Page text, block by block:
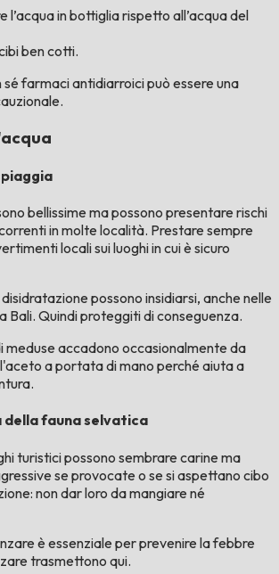
l’acqua in bottiglia rispetto all’acqua del
ben cotti.
farmaci antidiarroici può essere una
bellissime ma possono presentare rischi
in molte località. Prestare sempre
locali sui luoghi in cui è sicuro
possono insidiarsi, anche nelle
Bali. Quindi proteggiti di conseguenza.
meduse accadono occasionalmente da
a portata di mano perché aiuta a
della fauna selvatica
turistici possono sembrare carine ma
se provocate o se si aspettano cibo
non dar loro da mangiare né
è essenziale per prevenire la febbre
trasmettono qui.